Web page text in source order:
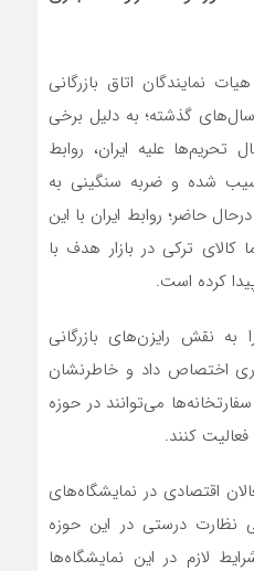
نمایندگان اتاق بازرگانی
گذشته؛ به دلیل برخی
تحریم‌ها علیه ایران، روابط
شده و ضربه سنگینی به
حاضر؛ روابط ایران با این
کالای ترکی در بازار هدف با
کرده است.
نقش رایزن‌های بازرگانی
اختصاص داد و خاطرنشان
می‌توانند در حوزه
کنند.
اقتصادی در نمایشگاه‌های
نظارت درستی در این حوزه
لازم در این نمایشگاه‌ها